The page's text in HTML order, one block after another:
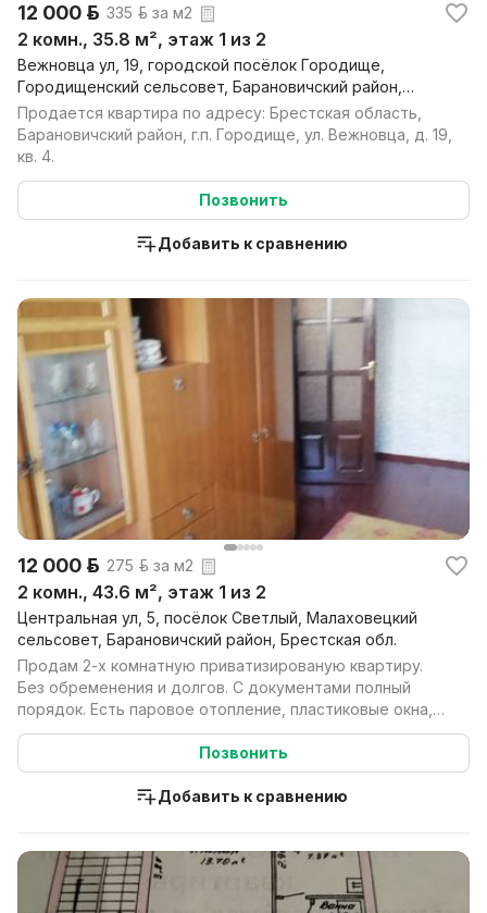
12 000 р. 335 р. за м2
2 комн., 35.8 м², этаж 1 из 2
Вежновца ул, 19, городской посёлок Городище,
Городищенский сельсовет, Барановичский район,
Брестская обл.
Продается квартира по адресу: Брестская область,
Барановичский район, г.п. Городище, ул. Вежновца, д. 19,
кв. 4.
Позвонить
Добавить к сравнению
12 000 р. 275 р. за м2
2 комн., 43.6 м², этаж 1 из 2
Центральная ул, 5, посёлок Светлый, Малаховецкий
сельсовет, Барановичский район, Брестская обл.
Продам 2-х комнатную приватизированую квартиру.
Без обременения и долгов. С документами полный
порядок. Есть паровое отопление, пластиковые окна,
мета...
Позвонить
Добавить к сравнению